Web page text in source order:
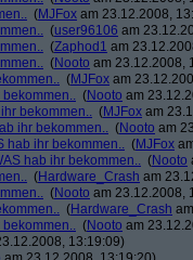
(MJFox am 23.12.2008,
(user96106 am
(Zaphod1 am
(Nooto am 23.12.2008,
(MJFox am
(Nooto am
bekommen.. (MJFox am
ihr bekommen.. (Nooto am
hab ihr bekommen.. (MJFox
hab ihr bekommen.. (Nooto
(Hardware_Crash am
(Nooto am 23.12.2008,
(Hardware_Crash
(Nooto am
13:19:09)